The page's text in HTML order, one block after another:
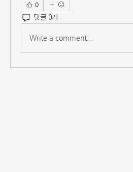
0
댓글 0개
Write a comment...